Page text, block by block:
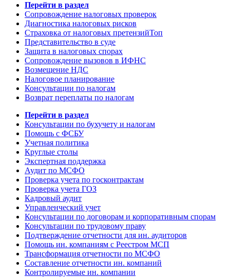
Перейти в раздел
Сопровождение налоговых проверок
Диагностика налоговых рисков
Страховка от налоговых претензийТоп
Представительство в суде
Защита в налоговых спорах
Сопровождение вызовов в ИФНС
Возмещение НДС
Налоговое планирование
Консультации по налогам
Возврат переплаты по налогам
Перейти в раздел
Консультации по бухучету и налогам
Помощь с ФСБУ
Учетная политика
Круглые столы
Экспертная поддержка
Аудит по МСФО
Проверка учета по госконтрактам
Проверка учета ГОЗ
Кадровый аудит
Управленческий учет
Консультации по договорам и корпоративным спорам
Консультации по трудовому праву
Подтверждение отчетности для ин. аудиторов
Помощь ин. компаниям с Реестром МСП
Трансформация отчетности по МСФО
Составление отчетности ин. компаний
Контролируемые ин. компании